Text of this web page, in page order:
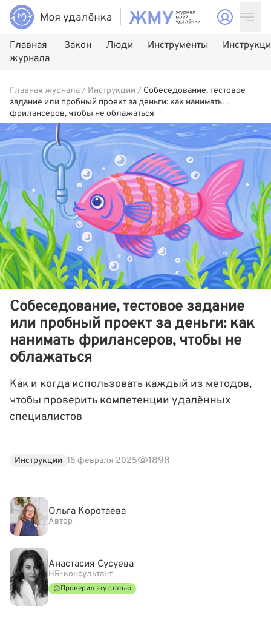
Главная
журнала
Закон Люди Инструменты
Главная журнала/ Инструкции / Собеседование, тестовое
задание или пробный проект за деньги: как нанимать
фрилансеров, чтобы не облажаться
Собеседование, тестовое задание
или пробный проект за деньги: как
нанимать фрилансеров, чтобы не
облажаться
Как и когда использовать каждый из методов,
чтобы проверить компетенции удалённых
специалистов
Инструкции 18 февраля 2025 1898
Ольга Коротаева
Автор
Анастасия Сусуева
HR-консультант
Проверил эту статью